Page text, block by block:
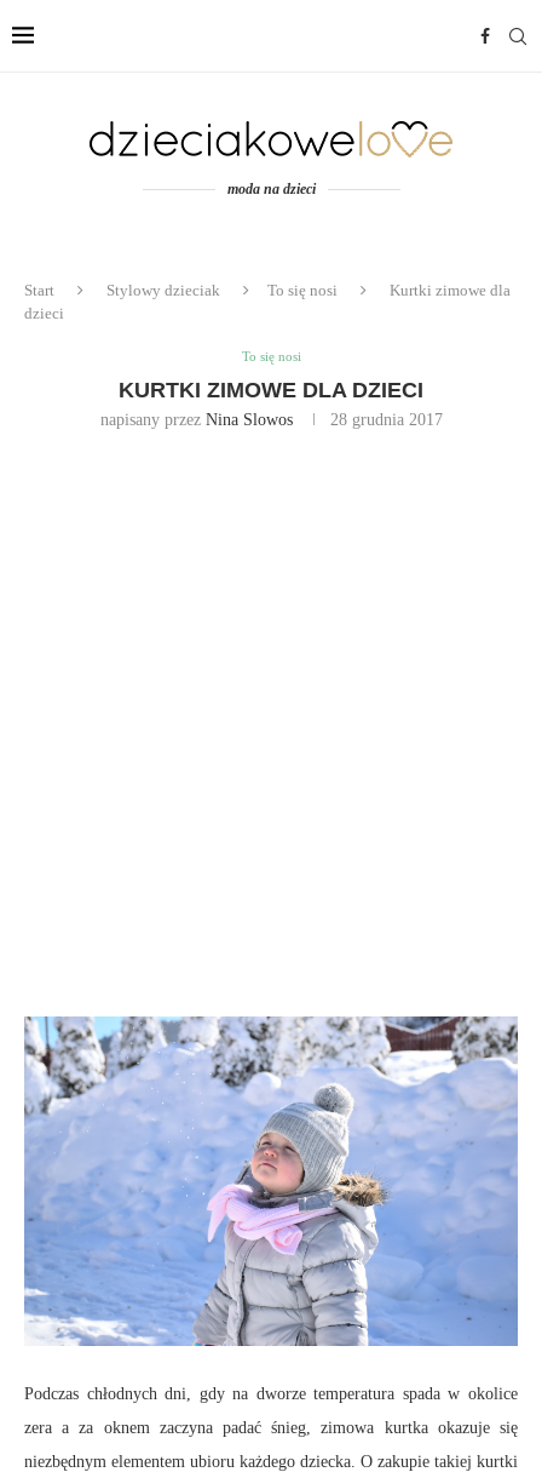
moda na dzieci
Start Stylowy dzieciak To się nosi
Kurtki zimowe dla
dzieci
To się nosi
KURTKI ZIMOWE DLA DZIECI
napisany przez Nina Slowos 28 grudnia 2017
Podczas chłodnych dni, gdy na dworze temperatura spada w okolice
zera a za oknem zaczyna padać śnieg, zimowa kurtka okazuje się
niezbędnym elementem ubioru każdego dziecka. O zakupie takiej kurtki